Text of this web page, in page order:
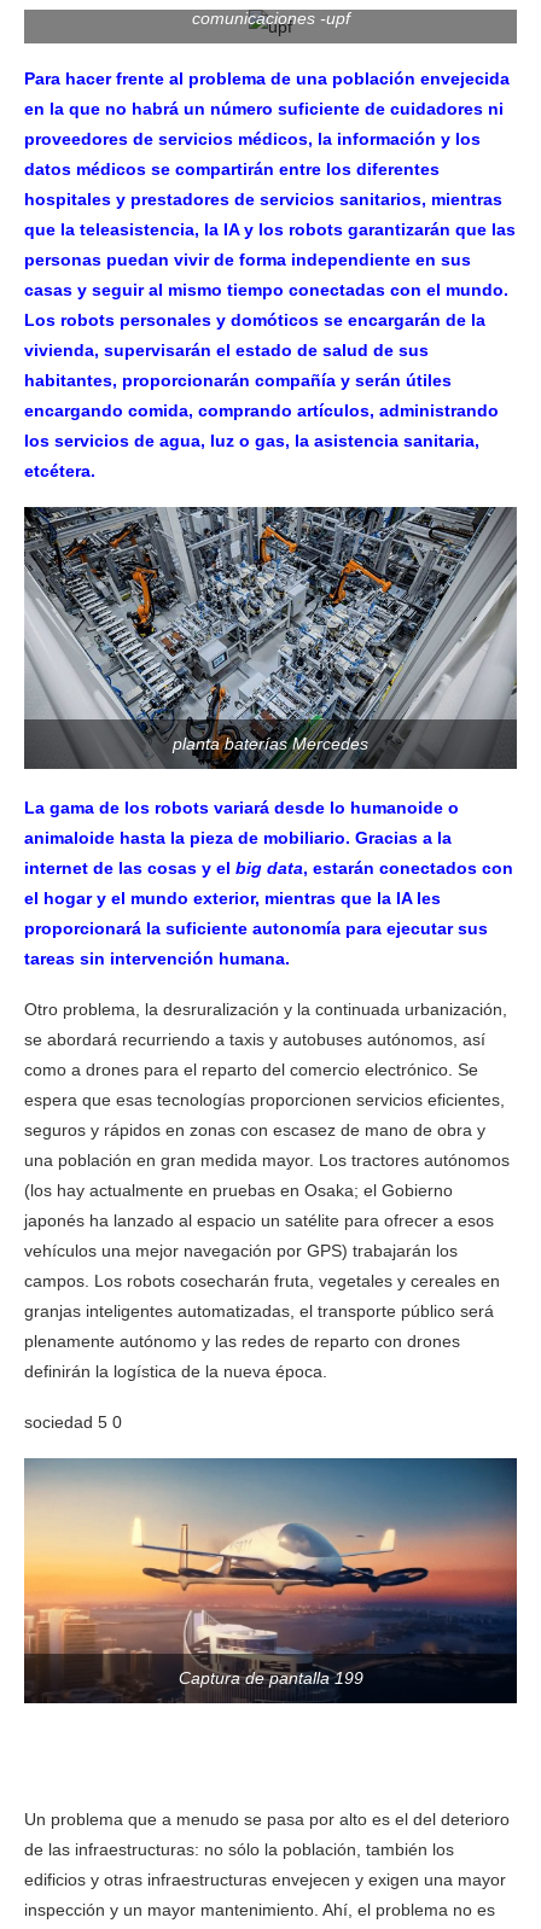
comunicaciones -upf
Para hacer frente al problema de una población envejecida
en la que no habrá un número suficiente de cuidadores ni
proveedores de servicios médicos, la información y los
datos médicos se compartirán entre los diferentes
hospitales y prestadores de servicios sanitarios, mientras
que la teleasistencia, la IA y los robots garantizarán que las
personas puedan vivir de forma independiente en sus
casas y seguir al mismo tiempo conectadas con el mundo.
Los robots personales y domóticos se encargarán de la
vivienda, supervisarán el estado de salud de sus
habitantes, proporcionarán compañía y serán útiles
encargando comida, comprando artículos, administrando
los servicios de agua, luz o gas, la asistencia sanitaria,
etcétera.
planta baterías Mercedes
La gama de los robots variará desde lo humanoide o
animaloide hasta la pieza de mobiliario. Gracias a la
internet de las cosas y el big data, estarán conectados con
el hogar y el mundo exterior, mientras que la IA les
proporcionará la suficiente autonomía para ejecutar sus
tareas sin intervención humana.
Otro problema, la desruralización y la continuada urbanización,
se abordará recurriendo a taxis y autobuses autónomos, así
como a drones para el reparto del comercio electrónico. Se
espera que esas tecnologías proporcionen servicios eficientes,
seguros y rápidos en zonas con escasez de mano de obra y
una población en gran medida mayor. Los tractores autónomos
(los hay actualmente en pruebas en Osaka; el Gobierno
japonés ha lanzado al espacio un satélite para ofrecer a esos
vehículos una mejor navegación por GPS) trabajarán los
campos. Los robots cosecharán fruta, vegetales y cereales en
granjas inteligentes automatizadas, el transporte público será
plenamente autónomo y las redes de reparto con drones
definirán la logística de la nueva época.
sociedad 5 0
Captura de pantalla 199
Un problema que a menudo se pasa por alto es el del deterioro
de las infraestructuras: no sólo la población, también los
edificios y otras infraestructuras envejecen y exigen una mayor
inspección y un mayor mantenimiento. Ahí, el problema no es